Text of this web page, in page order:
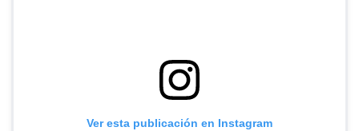
Ver esta publicación en Instagram